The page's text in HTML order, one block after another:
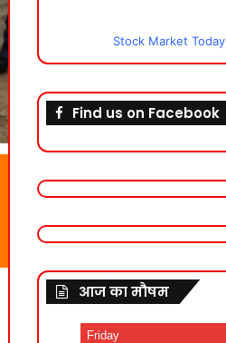
Stock Market Today
Find us on Facebook
आज का मौषम
Friday